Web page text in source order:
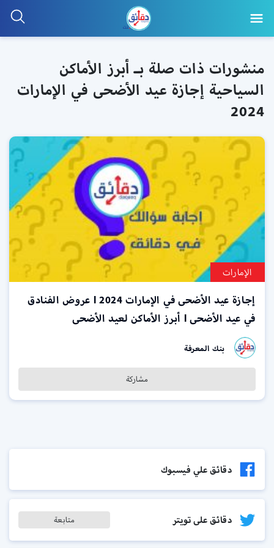
منشورات ذات صلة بـ أبرز الأماكن
السياحية إجازة عيد الأضحى في الإمارات
2024
الإمارات
إجازة عيد الأضحى في الإمارات 2024 l عروض الفنادق
في عيد الأضحى l أبرز الأماكن لعيد الأضحى
بنك المعرفة
مشاركة
دقائق علي فيسبوك
دقائق على تويتر متابعة